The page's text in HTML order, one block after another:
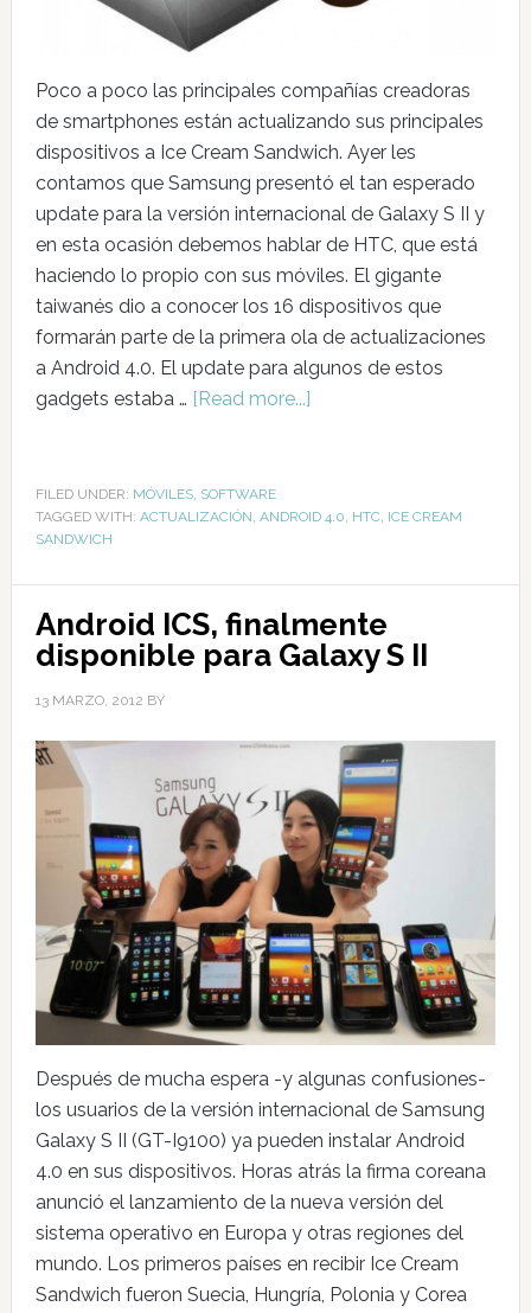
Poco a poco las principales compañías creadoras
de smartphones están actualizando sus principales
dispositivos a Ice Cream Sandwich. Ayer les
contamos que Samsung presentó el tan esperado
update para la versión internacional de Galaxy S II y
en esta ocasión debemos hablar de HTC, que está
haciendo lo propio con sus móviles. El gigante
taiwanés dio a conocer los 16 dispositivos que
formarán parte de la primera ola de actualizaciones
a Android 4.0. El update para algunos de estos
gadgets estaba … [Read more...]
FILED UNDER: MÓVILES, SOFTWARE
TAGGED WITH: ACTUALIZACIÓN ANDROID 4.0 HTC, ICE CREAM
SANDWICH
Android ICS, finalmente
disponible para Galaxy S II
13 MARZO, 2012 BY
Después de mucha espera -y algunas confusiones-
los usuarios de la versión internacional de Samsung
Galaxy S II (GT-I9100) ya pueden instalar Android
4.0 en sus dispositivos. Horas atrás la firma coreana
anunció el lanzamiento de la nueva versión del
sistema operativo en Europa y otras regiones del
mundo. Los primeros países en recibir Ice Cream
Sandwich fueron Suecia, Hungría, Polonia y Corea